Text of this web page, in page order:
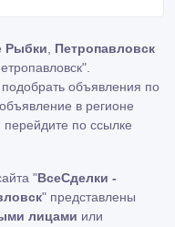
Рыбки
Петропавловск
объявления по
в регионе
, перейдите по ссылке
"ВсеСделки -
" представлены
лицами или